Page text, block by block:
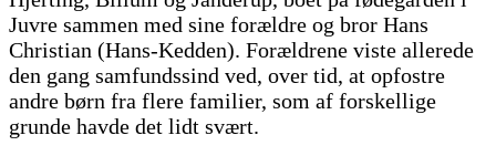
Juvre sammen med sine forældre og bror Hans
Christian (Hans-Kedden). Forældrene viste allerede
den gang samfundssind ved, over tid, at opfostre
andre børn fra flere familier, som af forskellige
grunde havde det lidt svært.